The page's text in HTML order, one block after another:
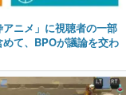
アニメ」に視聴者の一部
て、BPOが議論を交わ